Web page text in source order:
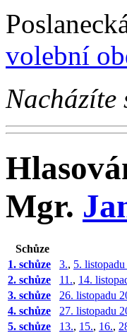
volební
Nacházíte
Mgr.
Schůze
1. schůze
3., 5.
2. schůze
11., 14.
3. schůze
26. listopadu
4. schůze
27. listopadu
5. schůze
13., 15., 16.,